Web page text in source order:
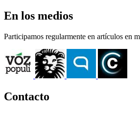
En los medios
Participamos regularmente en artículos en
Contacto